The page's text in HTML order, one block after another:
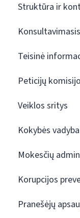
Struktūra ir
Teisinė
Peticijų
Veiklos sritys
Kokybės vadyba
Mokesčių
Korupcijos
Pranešėjų